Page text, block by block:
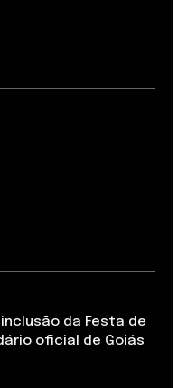
da Festa de
oficial de Goiás